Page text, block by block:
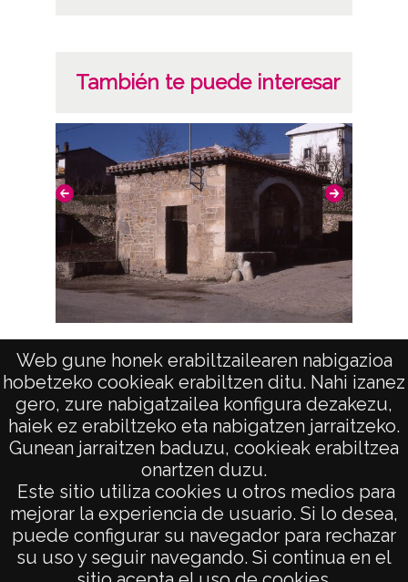
Web gune honek erabiltzailearen nabigazioa
hobetzeko cookieak erabiltzen ditu. Nahi izanez
gero, zure nabigatzailea konfigura dezakezu,
haiek ez erabiltzeko eta nabigatzen jarraitzeko.
Gunean jarraitzen baduzu, cookieak erabiltzea
onartzen duzu.
Este sitio utiliza cookies u otros medios para
mejorar la experiencia de usuario. Si lo desea,
puede configurar su navegador para rechazar
su uso y seguir navegando. Si continua en el
También te puede interesar
Lavadero en Bóveda
AVISO LEGAL
POLÍTICA DE PRIVACIDAD
ACCESIBILIDAD
ATENCIÓN CIUDADANA